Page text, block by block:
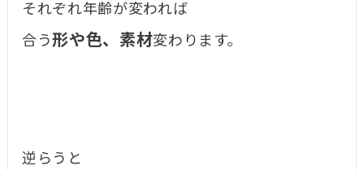
それぞれ年齢が変われば
合う形や色、素材変わります。
逆らうと